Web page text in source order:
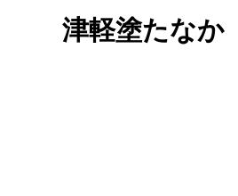
津軽塗たなか